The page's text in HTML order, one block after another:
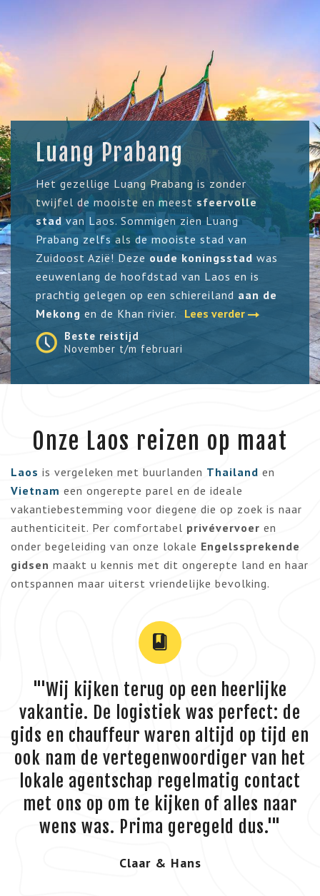
Luang Prabang
Het gezellige Luang Prabang is zonder
twijfel de mooiste en meest sfeervolle
stadvan Laos. Sommigen zien Luang
Prabang zelfs als de mooiste stad van
Zuidoost Azië! Deze oude koningsstad was
eeuwenlang de hoofdstad van Laos en is
prachtig gelegen op een schiereiland aan de
Mekong en de Khan rivier. Lees verder
Beste reistijd
November t/m februari
Onze Laos reizen op maat
Laos is vergeleken met buurlanden Thailand en
Vietnam een ongerepte parel en de ideale
vakantiebestemming voor diegene die op zoek is naar
authenticiteit. Per comfortabel privévervoer en
onder begeleiding van onze lokale Engelssprekende
gidsen maakt u kennis met dit ongerepte land en haar
ontspannen maar uiterst vriendelijke bevolking.
"'Wij kijken terug op een heerlijke
vakantie. De logistiek was perfect: de
gids en chauffeur waren altijd op tijd en
ook nam de vertegenwoordiger van het
lokale agentschap regelmatig contact
met ons op om te kijken of alles naar
wens was. Prima geregeld dus.'"
Claar & Hans